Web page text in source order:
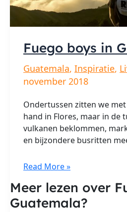
Fuego boys in
Guatemala, Inspiratie,
november 2018
Ondertussen zitten we
hand in Flores, maar in de
vulkanen beklommen,
en bijzondere busritten
Fuego
in
Guatemala
Read More »
Meer lezen over
Guatemala?